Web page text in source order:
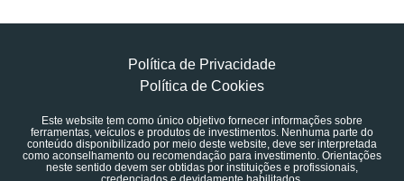
Política de Privacidade
Política de Cookies
Este website tem como único objetivo fornecer informações sobre
ferramentas, veículos e produtos de investimentos. Nenhuma parte do
conteúdo disponibilizado por meio deste website, deve ser interpretada
como aconselhamento ou recomendação para investimento. Orientações
neste sentido devem ser obtidas por instituições e profissionais,